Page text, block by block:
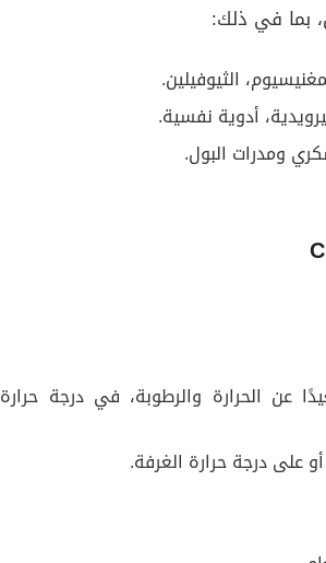
بما في ذلك:
الثيوفيلين.
أدوية نفسية.
ومدرات البول.
عن الحرارة والرطوبة، في درجة حرارة
درجة حرارة الغرفة.